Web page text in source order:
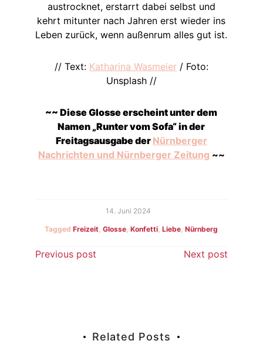
austrocknet, erstarrt dabei selbst und
kehrt mitunter nach Jahren erst wieder ins
Leben zurück, wenn außenrum alles gut ist.
// Text: Katharina Wasmeier/ Foto:
Unsplash //
~~ Diese Glosse erscheint unter dem
Namen „Runter vom Sofa“ in der
Freitagsausgabe der Nürnberger
Nachrichten und Nürnberger Zeitung ~~
14. Juni 2024
TaggedFreizeit,Glosse,Konfetti,Liebe,Nürnberg
Beitragsnavigation
Previous post Next post
Related Posts